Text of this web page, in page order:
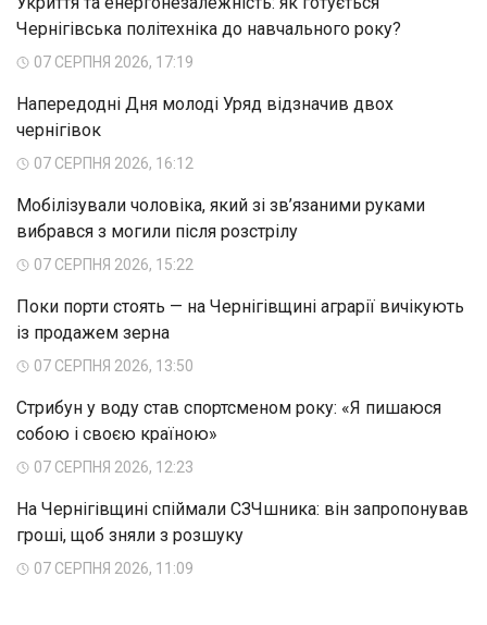
Чернігівська політехніка до навчального року?
07 СЕРПНЯ 2026, 17:19
Напередодні Дня молоді Уряд відзначив двох
чернігівок
07 СЕРПНЯ 2026, 16:12
Мобілізували чоловіка, який зі зв’язаними руками
вибрався з могили після розстрілу
07 СЕРПНЯ 2026, 15:22
Поки порти стоять — на Чернігівщині аграрії вичікують
із продажем зерна
07 СЕРПНЯ 2026, 13:50
Стрибун у воду став спортсменом року: «Я пишаюся
собою і своєю країною»
07 СЕРПНЯ 2026, 12:23
На Чернігівщині спіймали СЗЧшника: він запропонував
гроші, щоб зняли з розшуку
07 СЕРПНЯ 2026, 11:09